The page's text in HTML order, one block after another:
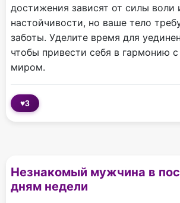
достижения зависят от силы воли
настойчивости, но ваше тело
заботы. Уделите время для
чтобы привести себя в гармонию
миром.
♥3
Незнакомый мужчина в
дням недели